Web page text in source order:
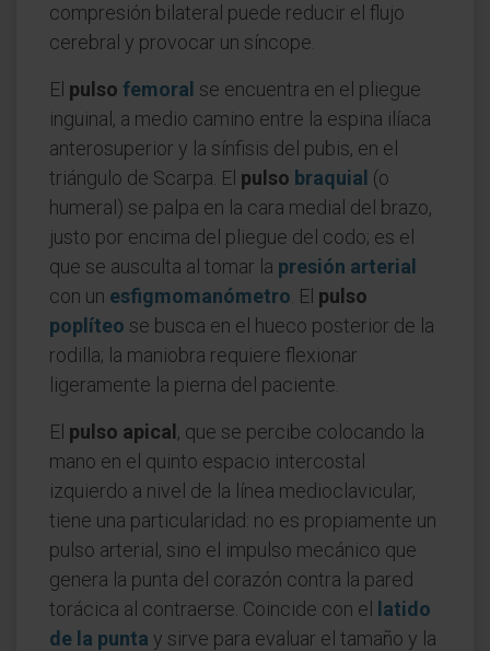
compresión bilateral puede reducir el flujo
cerebral y provocar un síncope.
El pulso femoral se encuentra en el pliegue
inguinal, a medio camino entre la espina ilíaca
anterosuperior y la sínfisis del pubis, en el
triángulo de Scarpa. El pulso braquial (o
humeral) se palpa en la cara medial del brazo,
justo por encima del pliegue del codo; es el
que se ausculta al tomar la presión arterial
con un esfigmomanómetro . El pulso
poplíteo se busca en el hueco posterior de la
rodilla; la maniobra requiere flexionar
ligeramente la pierna del paciente.
El pulso apical , que se percibe colocando la
mano en el quinto espacio intercostal
izquierdo a nivel de la línea medioclavicular,
tiene una particularidad: no es propiamente un
pulso arterial, sino el impulso mecánico que
genera la punta del corazón contra la pared
torácica al contraerse. Coincide con el
latido
de la punta y sirve para evaluar el tamaño y la